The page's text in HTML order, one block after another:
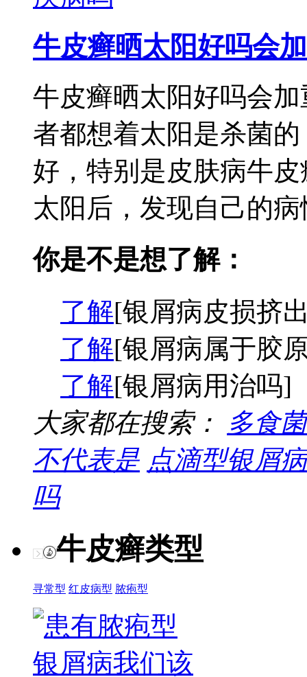
牛皮癣晒太阳好吗会加
牛皮癣晒太阳好吗会
者都想着太阳是杀菌
好，特别是皮肤病牛
太阳后，发现自己的
你是不是想了解：
了解[银屑病皮损挤
了解[银屑病属于胶
了解[银屑病用治吗]
大家都在搜索：
多食
不代表是 点滴型银屑
吗
牛皮癣类型
寻常型 红皮病型 脓疱型